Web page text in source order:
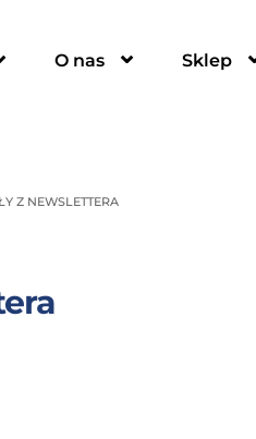
O nas Sklep
Z NEWSLETTERA